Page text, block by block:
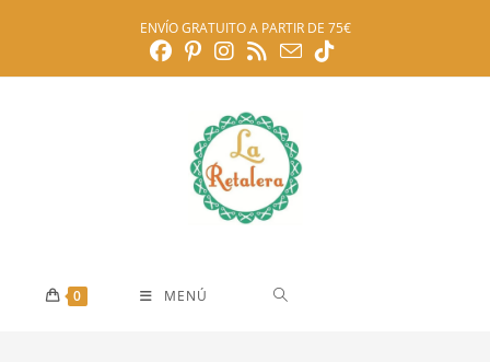
ENVÍO GRATUITO A PARTIR DE 75€
0 MENÚ